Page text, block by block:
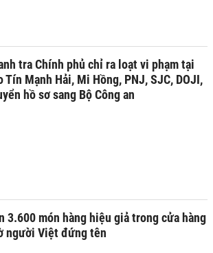
tra Chính phủ chỉ ra loạt vi phạm tại
Tín Mạnh Hải, Mi Hồng, PNJ, SJC, DOJI,
hồ sơ sang Bộ Công an
3.600 món hàng hiệu giả trong cửa hàng
người Việt đứng tên